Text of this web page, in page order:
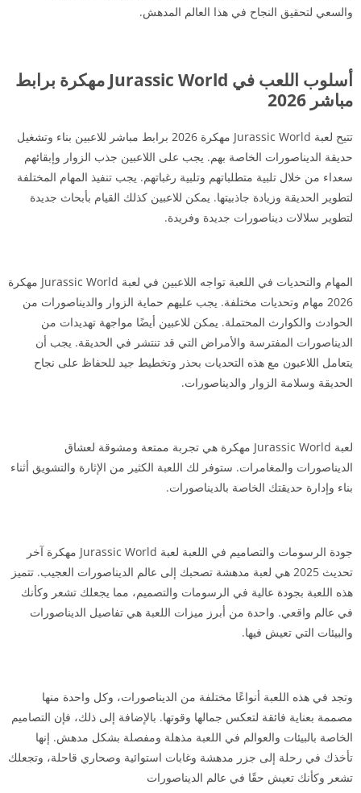
والسعي لتحقيق النجاح في هذا العالم المدهش.
أسلوب اللعب في Jurassic World مهكرة برابط
مباشر 2026
تتيح لعبة Jurassic World مهكرة 2026 برابط مباشر للاعبين بناء وتشغيل
حديقة الديناصورات الخاصة بهم. يجب على اللاعبين جذب الزوار وإبقائهم
سعداء من خلال تلبية متطلباتهم وتلبية رغباتهم. يجب تنفيذ المهام المختلفة
لتطوير الحديقة وزيادة جاذبيتها. يمكن للاعبين كذلك القيام بأبحاث جديدة
لتطوير سلالات ديناصورات جديدة وفريدة.
المهام والتحديات في اللعبة تواجه اللاعبين في لعبة Jurassic World مهكرة
2026 مهام وتحديات مختلفة. يجب عليهم حماية الزوار والديناصورات من
الحوادث والكوارث المحتملة. يمكن للاعبين أيضًا مواجهة تهديدات من
الديناصورات المفترسة والأمراض التي قد تنتشر في الحديقة. يجب أن
يتعامل اللاعبون مع هذه التحديات بحذر وتخطيط جيد للحفاظ على نجاح
الحديقة وسلامة الزوار والديناصورات.
لعبة Jurassic World مهكرة هي تجربة ممتعة ومشوقة لعشاق
الديناصورات والمغامرات. ستوفر لك اللعبة الكثير من الإثارة والتشويق أثناء
بناء وإدارة حديقتك الخاصة بالديناصورات.
جودة الرسومات والتصاميم في اللعبة لعبة Jurassic World مهكرة آخر
تحديث 2025 هي لعبة مدهشة تصحبك إلى عالم الديناصورات العجيب. تتميز
هذه اللعبة بجودة عالية في الرسومات والتصميم، مما يجعلك تشعر وكأنك
في عالم واقعي. واحدة من أبرز ميزات اللعبة هي تفاصيل الديناصورات
والبيئات التي تعيش فيها.
وتجد في هذه اللعبة أنواعًا مختلفة من الديناصورات، وكل واحدة منها
مصممة بعناية فائقة لتعكس جمالها وقوتها. بالإضافة إلى ذلك، فإن التصاميم
الخاصة بالبيئات والعوالم في اللعبة مذهلة ومفصلة بشكل مدهش. إنها
تأخذك في رحلة إلى جزر مدهشة وغابات استوائية وصحاري قاحلة، وتجعلك
تشعر وكأنك تعيش حقًا في عالم الديناصورات